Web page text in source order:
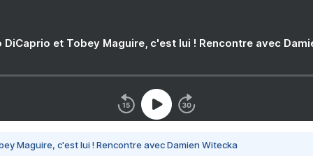
DiCaprio et Tobey Maguire, c'est lui ! Rencontre avec
Maguire, c'est lui ! Rencontre avec Damien Witecka